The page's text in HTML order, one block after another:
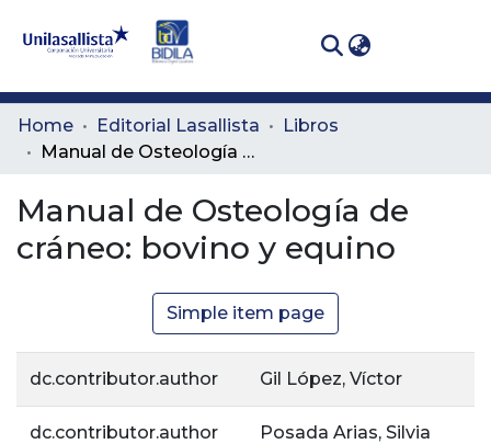
Communities
& Collections
All of DSpace
Statistics
Home Editorial Lasallista
Libros
Manual de Osteología de cráneo: bovino y equino
Manual de Osteología de
cráneo: bovino y equino
Simple item page
dc.contributor.author Gil López, Víctor
dc.contributor.author Posada Arias, Silvia